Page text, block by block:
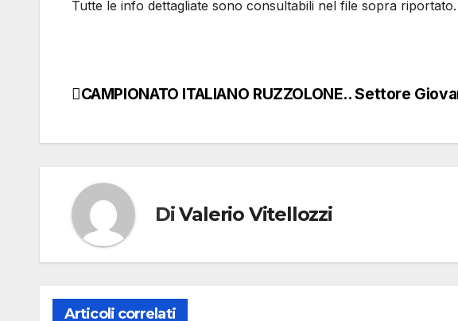
Tutte le info dettagliate sono consultabili nel file sopra riportato.
Navigazione
CAMPIONATO ITALIANO RUZZOLONE.. Settore
DiValerio Vitellozzi
Articoli correlati